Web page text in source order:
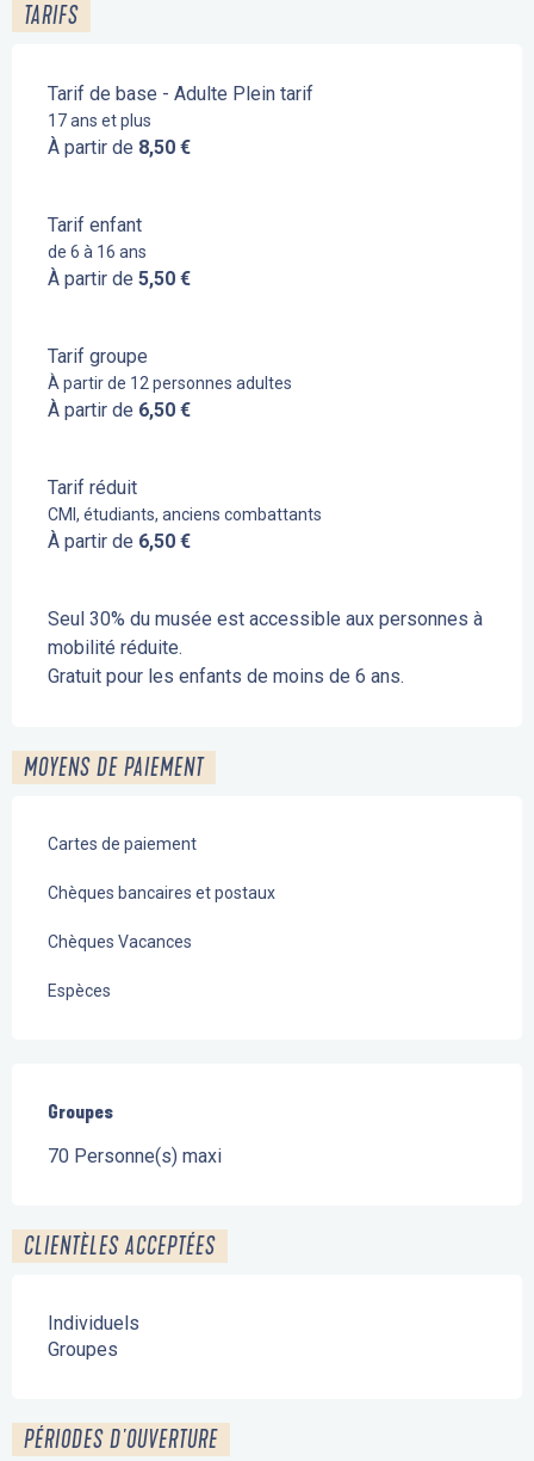
TARIFS
Tarif de base - Adulte Plein tarif
17 ans et plus
À partir de 8,50 €
Tarif enfant
de 6 à 16 ans
À partir de 5,50 €
Tarif groupe
À partir de 12 personnes adultes
À partir de 6,50 €
Tarif réduit
CMI, étudiants, anciens combattants
À partir de 6,50 €
Seul 30% du musée est accessible aux personnes à
mobilité réduite.
Gratuit pour les enfants de moins de 6 ans.
MOYENS DE PAIEMENT
Cartes de paiement
Chèques bancaires et postaux
Chèques Vacances
Espèces
Groupes
Groupes
70 Personne(s) maxi
CLIENTÈLES ACCEPTÉES
Individuels
Groupes
PÉRIODES D'OUVERTURE